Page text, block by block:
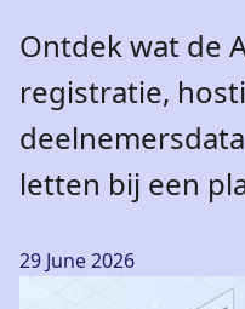
Ontdek wat de
registratie,
letten bij een
29 June 2026